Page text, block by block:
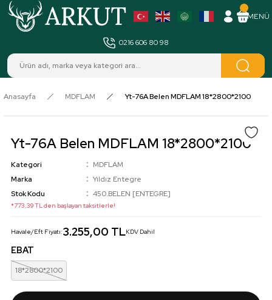
0216 606 80 98
MENÜ
Anasayfa MDFLAM Yt-76A Belen MDFLAM 18*2800*2100
Yt-76A Belen MDFLAM 18*2800*2100
Kategori
MDFLAM
Marka
Yıldız Entegre
Stok Kodu
450.BELEN [ENTEGRE]
*773,39 TL den başlayan taksitlerle!
Havale/Eft Fiyatı:3.255,00 TLKDV Dahil
EBAT
18*2800*2100